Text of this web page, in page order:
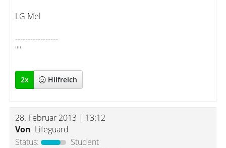
LG Mel
-----------------
""
2x Hilfreich
28. Februar 2013 | 13:12
Von Lifeguard
Status:
Student